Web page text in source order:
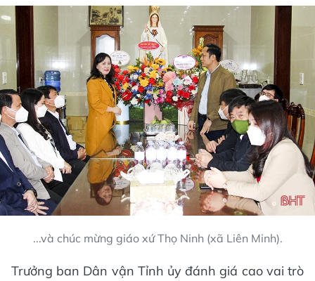
...và chúc mừng giáo xứ Thọ Ninh (xã Liên Minh).
Trưởng ban Dân vận Tỉnh ủy đánh giá cao vai trò